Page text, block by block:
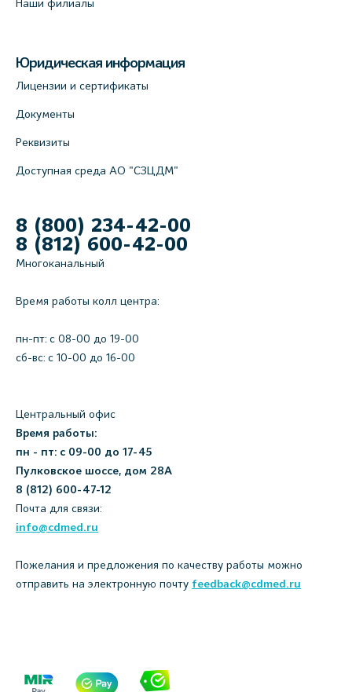
Наши филиалы
Юридическая информация
Лицензии и сертификаты
Документы
Реквизиты
Доступная среда АО "СЗЦДМ"
8 (800) 234-42-00
8 (812) 600-42-00
Многоканальный
Время работы колл центра:
пн-пт: c 08-00 до 19-00
сб-вс: с 10-00 до 16-00
Центральный офис
Время работы:
пн - пт: с 09-00 до 17-45
Пулковское шоссе, дом 28А
8 (812) 600-47-12
Почта для связи:
info@cdmed.ru
Пожелания и предложения по качеству работы можно
отправить на электронную почту feedback@cdmed.ru